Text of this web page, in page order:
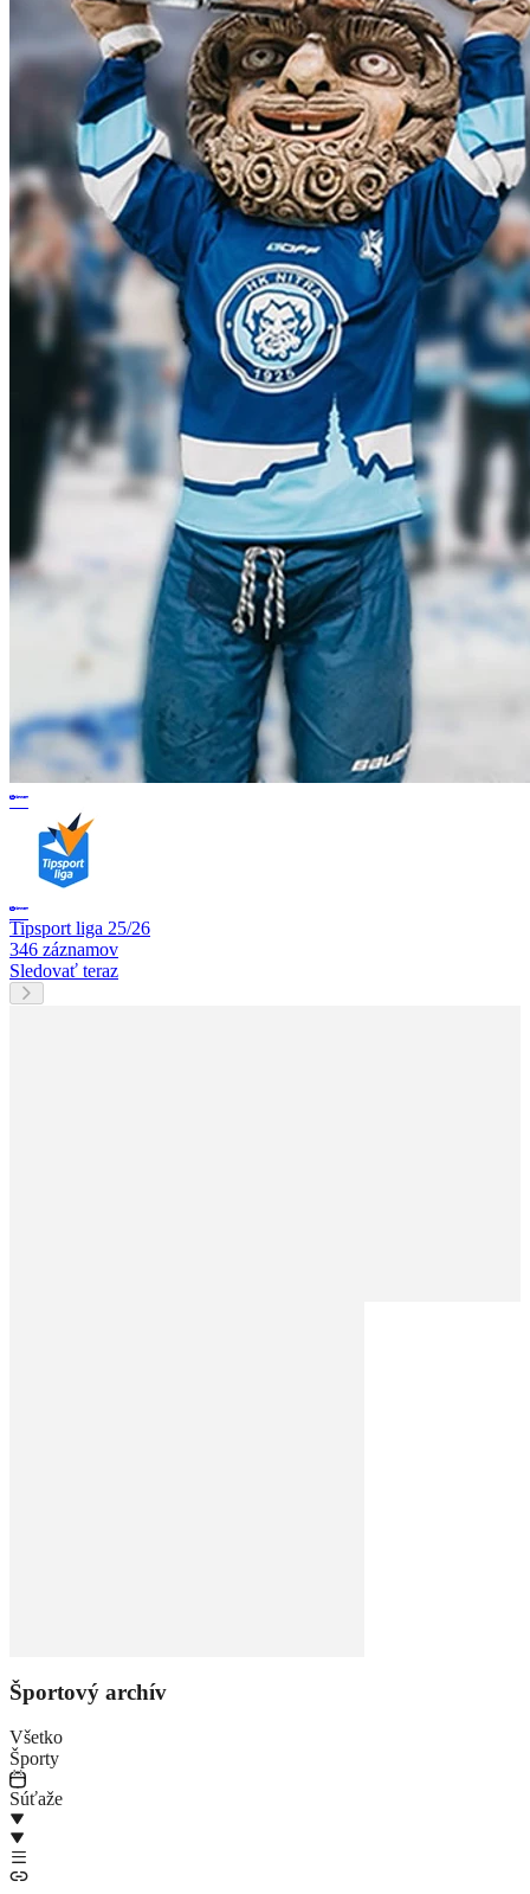
Tipsport liga 25/26
346 záznamov
Sledovať teraz
Športový archív
Všetko
Športy
Súťaže